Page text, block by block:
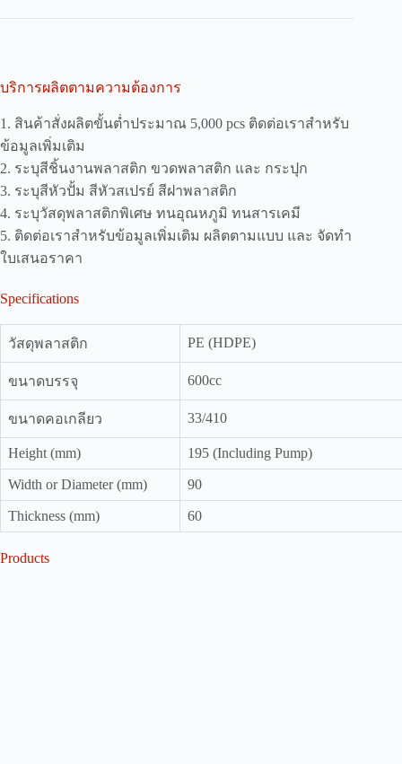
บริการผลิตตามความต้องการ
1. สินค้าสั่งผลิตขั้นต่ำประมาณ 5,000 pcs ติดต่อเราสำหรับ
ข้อมูลเพิ่มเติม
2. ระบุสีชิ้นงานพลาสติก ขวดพลาสติก และ กระปุก
3. ระบุสีหัวปั้ม สีหัวสเปรย์ สีฝาพลาสติก
4. ระบุวัสดุพลาสติกพิเศษ ทนอุณหภูมิ ทนสารเคมี
5. ติดต่อเราสำหรับข้อมูลเพิ่มเติม ผลิตตามแบบ และ จัดทำ
ใบเสนอราคา
Specifications
วัสดุพลาสติก PE (HDPE)
ขนาดบรรจุ 600cc
ขนาดคอเกลียว 33/410
Height (mm) 195 (Including Pump)
Width or Diameter (mm) 90
Thickness (mm) 60
Products